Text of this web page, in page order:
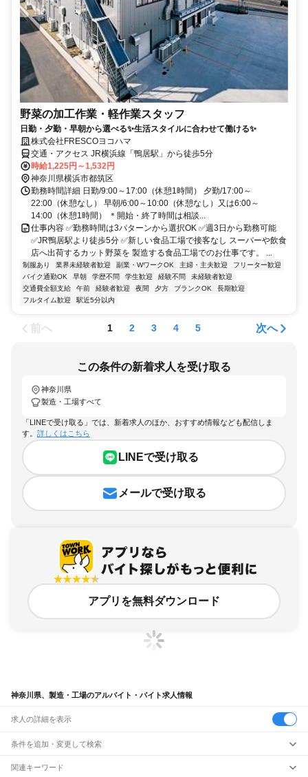
野菜の加工作業・軽作業スタッフ
日勤・夕勤・早朝から選べる✨生活スタイルに合わせて働ける✨
株式会社FRESCOヨコハマ
交通・アクセス JR横浜線「鴨居駅」から徒歩5分
時給1,225円～1,532円
神奈川県横浜市都筑区
勤務時間詳細 日勤/9:00～17:00（休憩1時間） 夕勤/17:00～
22:00（休憩なし） 早朝/6:00～10:00（休憩なし）又は6:00～
14:00（休憩1時間） ＊開始・終了時間は相談...
仕事内容 ✅勤務時間は3パターンから選択OK ✅週3日から勤務可能
✅JR鴨居駅より徒歩5分 ✅新しい食品工場で接客なし スーパーや飲食
店へ出荷するカット野菜を 製造する食品工場でのお仕事です。 ...
制服あり 業界未経験者歓迎 副業・WワークOK 主婦・主夫歓迎
フリーター歓迎
バイク通勤OK
早朝 学歴不問 学生歓迎 経験不問
未経験者歓迎
交通費全額支給
午前 経験者歓迎 夜間 夕方 ブランクOK
長期歓迎
フルタイム歓迎
駅近5分以内
前へ 1 2 3 4 5 次へ
この条件の新着求人を受け取る
神奈川県
製造・工場すべて
「LINEで受け取る」では、新着求人のほか、おすすめ情報なども配信しま
す。 詳しくはこちら
LINEで受け取る
メールで受け取る
アプリを無料ダウンロード
神奈川県、製造・工場のアルバイト・バイト求人情報
求人の詳細を表示
条件を追加・変更して検索
市区町村を追加・変更
関連キーワード